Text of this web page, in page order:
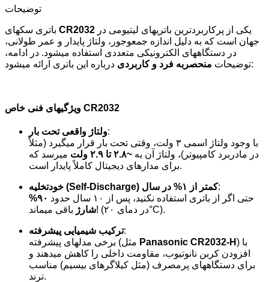
توضیحات
CR2032
جهان است که به دلیل اندازه جمعوجور، ولتاژ پایدار و عمر طولانی،
در دستگاههای الکترونیکی متعددی استفاده میشود. در ادامه،
توضیحات منحصربه فرد و کاربردی درباره این باتری ارائه میشود:
ویژگیهای فنی خاص CR2032
ولتاژ واقعی تحت بار:
با وجود ولتاژ اسمی ۳ ولت، وقتی تحت بار قرار میگیرد (مثلاً
در مادربرد کامپیوتر)، ولتاژ آن به ~۲.۸ تا ۲.۹ ولت
میرسد که
برای مدارهای دیجیتال کاملاً پایدار است.
خودتخلیه (Self-Discharge) کمتر از ۱% در سال:
حتی اگر از باتری استفاده نکنید، پس از ۱۰ سال حدود
۹۰%
شارژ
باقی میماند! (در دمای ۲۰°C).
ترکیب شیمیایی پیشرفته:
Panasonic CR2032-H) با
افزودن کربن نانوتیوب، مقاومت داخلی را کاهش میدهند و
برای دستگاههای پرمصرف (مثل کیلاگرهای بیسیم) مناسب
ترند.